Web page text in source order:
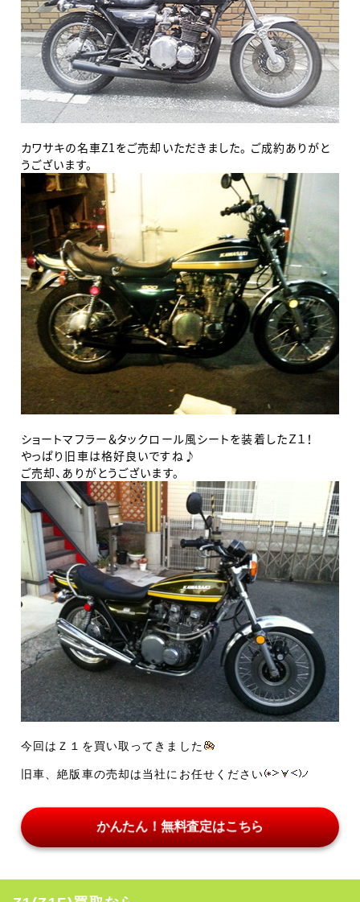
カワサキの名車Z1をご売却いただきました。 ご成約ありがと
うございます。
ショートマフラー＆タックロール風シートを装着したＺ１！
やっぱり旧車は格好良いですね♪
ご売却、ありがとうございます。
今回はＺ１を買い取ってきました
旧車、絶版車の売却は当社にお任せください
かんたん！無料査定はこちら